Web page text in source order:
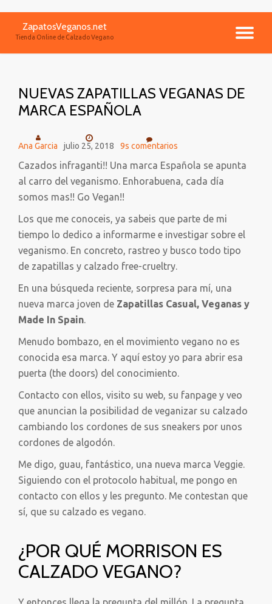
contenido
ZapatosVeganos.net
Tienda Online de Calzado Vegano
NUEVAS ZAPATILLAS VEGANAS DE
MARCA ESPAÑOLA
Ana Garcia julio 25, 2018 9s comentarios
Cazados infraganti!! Una marca Española se apunta
al carro del veganismo. Enhorabuena, cada día
somos mas!! Go Vegan!!
Los que me conoceis, ya sabeis que parte de mi
tiempo lo dedico a informarme e investigar sobre el
veganismo. En concreto, rastreo y busco todo tipo
de zapatillas y calzado free-crueltry.
En una búsqueda reciente, sorpresa para mí, una
nueva marca joven de Zapatillas Casual, Veganas y
Made In Spain.
Menudo bombazo, en el movimiento vegano no es
conocida esa marca. Y aquí estoy yo para abrir esa
puerta (the doors) del conocimiento.
Contacto con ellos, visito su web, su fanpage y veo
que anuncian la posibilidad de veganizar su calzado
cambiando los cordones de sus sneakers por unos
cordones de algodón.
Me digo, guau, fantástico, una nueva marca Veggie.
Siguiendo con el protocolo habitual, me pongo en
contacto con ellos y les pregunto. Me contestan que
sí, que su calzado es vegano.
¿POR QUÉ MORRISON ES
CALZADO VEGANO?